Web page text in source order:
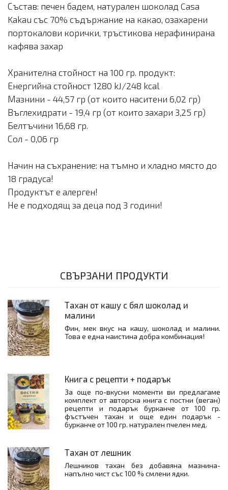
Състав: печен бадем, натурален шоколад Casa
Kakau със 70% съдържание на какао, озахарени
портокалови корички, тръстикова нерафинирана
кафява захар
Хранителна стойност на 100 гр. продукт:
Енергийна стойност 1280 kJ/248 kcal
Мазнини - 44,57 гр (от които наситени 6,02 гр)
Въглехидрати - 19,4 гр (от които захари 3,25 гр)
Белтъчини 16,68 гр.
Сол - 0,06 гр
Начин на съхранение: на тъмно и хладно място до
18 градуса!
Продуктът е алерген!
Не е подходящ за деца под 3 години!
СВЪРЗАНИ ПРОДУКТИ
Тахан от кашу с бял шоколад и
малини
Фин, мек вкус на кашу, шоколад и малини.
Това е една наистина добра комбинация!
Книга с рецепти + подарък
За още по-вкусни моменти ви предлагаме
комплект от авторска книга с постни (веган)
рецепти и подарък бурканче от 100 гр.
фъстъчен тахан и още един подарък -
бурканче от 100 гр. натурален пчелен мед.
Тахан от лешник
Лешников тахан без добавяна мазнина-
напълно чист със 100 % смлени ядки.